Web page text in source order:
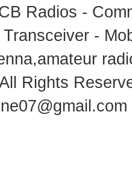
Radios -
-
Rights